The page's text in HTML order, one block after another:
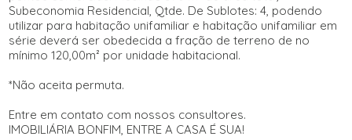
Subeconomia Residencial, Qtde. De Sublotes: 4, podendo
utilizar para habitação unifamiliar e habitação unifamiliar em
série deverá ser obedecida a fração de terreno de no
mínimo 120,00m² por unidade habitacional.
*Não aceita permuta.
Entre em contato com nossos consultores.
IMOBILIÁRIA BONFIM, ENTRE A CASA É SUA!
t
o
b
e
l
c
a